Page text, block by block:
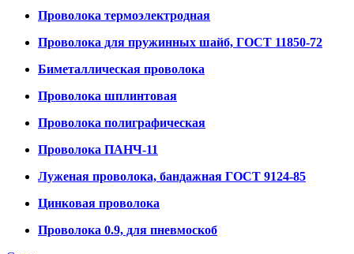
Проволока термоэлектродная
Проволока для пружинных шайб, ГОСТ 11850-72
Биметаллическая проволока
Проволока шплинтовая
Проволока полиграфическая
Проволока ПАНЧ-11
Луженая проволока, бандажная ГОСТ 9124-85
Цинковая проволока
Проволока 0.9, для пневмоскоб